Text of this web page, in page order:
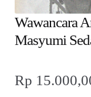
Wawancara
Masyumi
Rp